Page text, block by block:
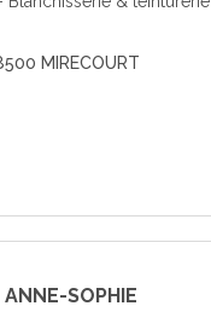
MIRECOURT
SOPHIE